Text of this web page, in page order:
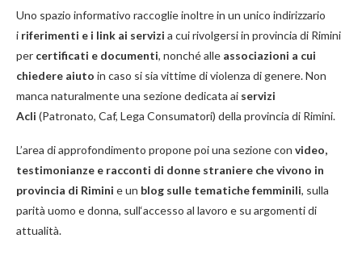
Uno spazio informativo raccoglie inoltre in un unico indirizzario
i riferimenti e i link ai servizi a cui rivolgersi in provincia di Rimini
per certificati e documenti, nonché alle associazioni a cui
chiedere aiuto in caso si sia vittime di violenza di genere. Non
manca naturalmente una sezione dedicata ai servizi
Acli (Patronato, Caf, Lega Consumatori) della provincia di Rimini.
L’area di approfondimento propone poi una sezione con video,
testimonianze e racconti di donne straniere che vivono in
provincia di Rimini e un blog sulle tematiche femminili, sulla
parità uomo e donna, sull‘accesso al lavoro e su argomenti di
attualità.